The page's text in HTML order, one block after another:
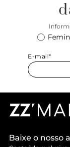
E-mail*
Baixe o nosso